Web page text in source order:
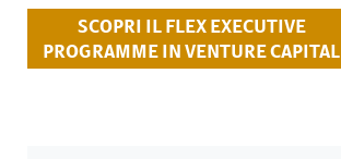
SCOPRI IL FLEX EXECUTIVE
PROGRAMME IN VENTURE CAPITAL